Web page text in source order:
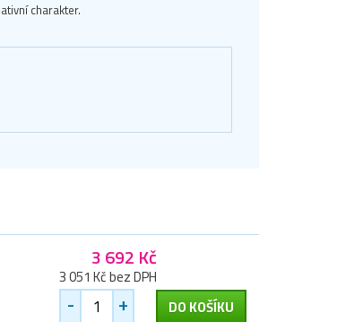
charakter.
3 692 Kč
3 051 Kč bez DPH
- + DO KOŠÍKU